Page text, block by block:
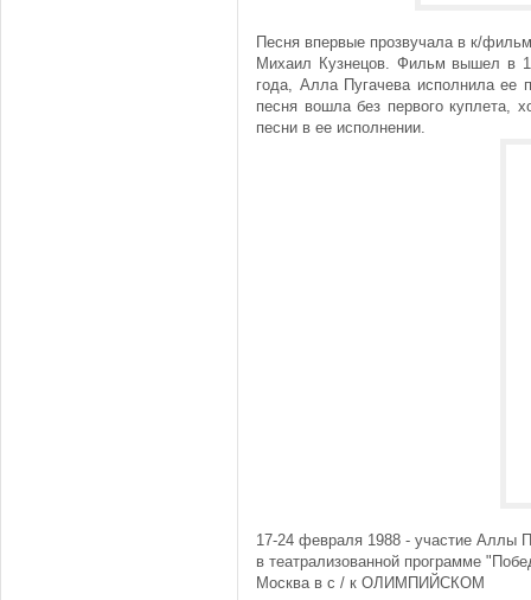
Песня впервые прозвучала в к/
Михаил Кузнецов. Фильм вышел в
года, Алла Пугачева исполнила
песня вошла без первого куплета,
песни в ее исполнении.
17-24 февраля 1988 - участие Аллы
в театрализованной программе
Москва в с / к ОЛИМПИЙСКОМ